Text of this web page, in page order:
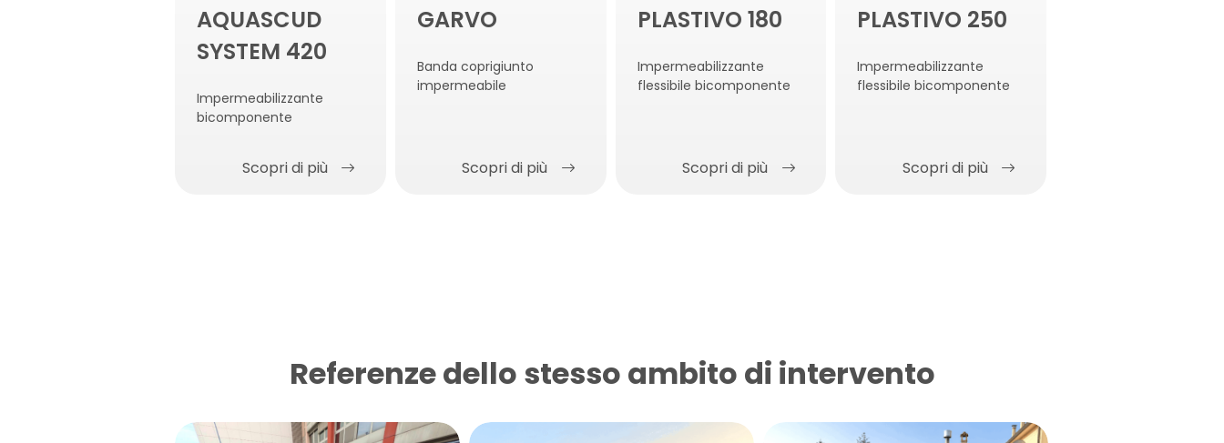
AQUASCUD
SYSTEM 420
Impermeabilizzante
bicomponente
Scopri di più
GARVO
Banda coprigiunto
impermeabile
Scopri di più
PLASTIVO 180
Impermeabilizzante
flessibile bicomponente
Scopri di più
PLASTIVO 250
Impermeabilizzante
flessibile bicomponente
Scopri di più
Referenze dello stesso ambito di intervento